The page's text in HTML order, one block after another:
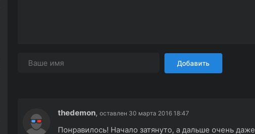
Добавить
thedemon, оставлен 30 марта 2016 18:47
Понравилось! Начало затянуто, а дальше очень